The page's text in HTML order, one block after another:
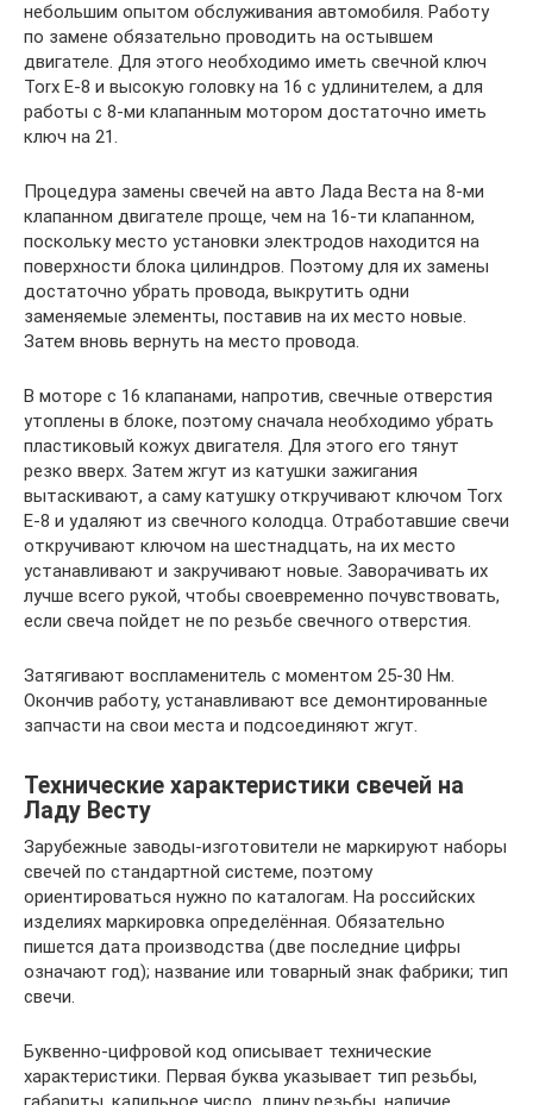
небольшим опытом обслуживания автомобиля. Работу
по замене обязательно проводить на остывшем
двигателе. Для этого необходимо иметь свечной ключ
Torx E-8 и высокую головку на 16 с удлинителем, а для
работы с 8-ми клапанным мотором достаточно иметь
ключ на 21.
Процедура замены свечей на авто Лада Веста на 8-ми
клапанном двигателе проще, чем на 16-ти клапанном,
поскольку место установки электродов находится на
поверхности блока цилиндров. Поэтому для их замены
достаточно убрать провода, выкрутить одни
заменяемые элементы, поставив на их место новые.
Затем вновь вернуть на место провода.
В моторе с 16 клапанами, напротив, свечные отверстия
утоплены в блоке, поэтому сначала необходимо убрать
пластиковый кожух двигателя. Для этого его тянут
резко вверх. Затем жгут из катушки зажигания
вытаскивают, а саму катушку откручивают ключом Torx
E-8 и удаляют из свечного колодца. Отработавшие свечи
откручивают ключом на шестнадцать, на их место
устанавливают и закручивают новые. Заворачивать их
лучше всего рукой, чтобы своевременно почувствовать,
если свеча пойдет не по резьбе свечного отверстия.
Затягивают воспламенитель с моментом 25-30 Нм.
Окончив работу, устанавливают все демонтированные
запчасти на свои места и подсоединяют жгут.
Технические характеристики свечей на
Ладу Весту
Зарубежные заводы-изготовители не маркируют наборы
свечей по стандартной системе, поэтому
ориентироваться нужно по каталогам. На российских
изделиях маркировка определённая. Обязательно
пишется дата производства (две последние цифры
означают год); название или товарный знак фабрики; тип
свечи.
Буквенно-цифровой код описывает технические
характеристики. Первая буква указывает тип резьбы,